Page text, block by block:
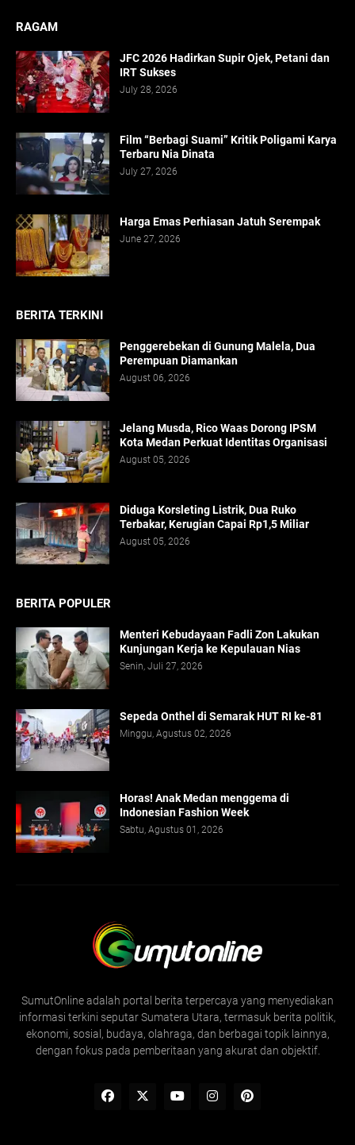
RAGAM
JFC 2026 Hadirkan Supir Ojek, Petani dan
IRT Sukses
July 28, 2026
Film “Berbagi Suami” Kritik Poligami Karya
Terbaru Nia Dinata
July 27, 2026
Harga Emas Perhiasan Jatuh Serempak
June 27, 2026
BERITA TERKINI
Penggerebekan di Gunung Malela, Dua
Perempuan Diamankan
August 06, 2026
Jelang Musda, Rico Waas Dorong IPSM
Kota Medan Perkuat Identitas Organisasi
August 05, 2026
Diduga Korsleting Listrik, Dua Ruko
Terbakar, Kerugian Capai Rp1,5 Miliar
August 05, 2026
BERITA POPULER
Menteri Kebudayaan Fadli Zon Lakukan
Kunjungan Kerja ke Kepulauan Nias
Senin, Juli 27, 2026
Sepeda Onthel di Semarak HUT RI ke-81
Minggu, Agustus 02, 2026
Horas! Anak Medan menggema di
Indonesian Fashion Week
Sabtu, Agustus 01, 2026
SumutOnline adalah portal berita terpercaya yang menyediakan
informasi terkini seputar Sumatera Utara, termasuk berita politik,
ekonomi, sosial, budaya, olahraga, dan berbagai topik lainnya,
dengan fokus pada pemberitaan yang akurat dan objektif.